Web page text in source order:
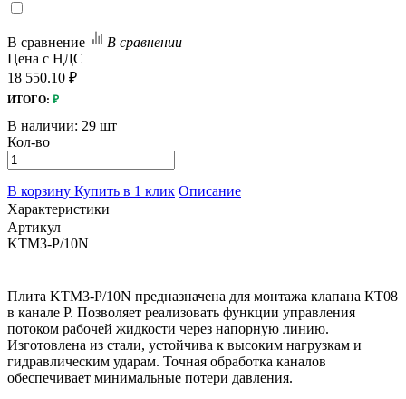
В сравнение
В сравнении
Цена с НДС
18 550.10 ₽
ИТОГО: ₽
В наличии: 29 шт
Кол-во
В корзину Купить в 1 клик Описание
Характеристики
Артикул
KTM3-P/10N
Плита KTM3-P/10N предназначена для монтажа клапана КТ08
в канале Р. Позволяет реализовать функции управления
потоком рабочей жидкости через напорную линию.
Изготовлена из стали, устойчива к высоким нагрузкам и
гидравлическим ударам. Точная обработка каналов
обеспечивает минимальные потери давления.